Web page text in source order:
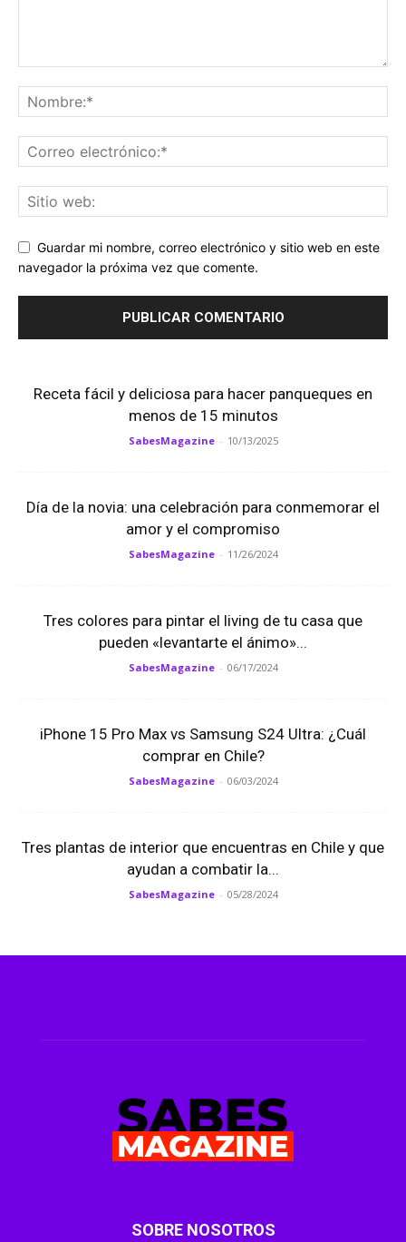
Guardar mi nombre, correo electrónico y sitio web en este
navegador la próxima vez que comente.
Receta fácil y deliciosa para hacer panqueques en
menos de 15 minutos
SabesMagazine - 10/13/2025
Día de la novia: una celebración para conmemorar el
amor y el compromiso
SabesMagazine - 11/26/2024
Tres colores para pintar el living de tu casa que
pueden «levantarte el ánimo»...
SabesMagazine - 06/17/2024
iPhone 15 Pro Max vs Samsung S24 Ultra: ¿Cuál
comprar en Chile?
SabesMagazine - 06/03/2024
Tres plantas de interior que encuentras en Chile y que
ayudan a combatir la...
SabesMagazine - 05/28/2024
SOBRE NOSOTROS